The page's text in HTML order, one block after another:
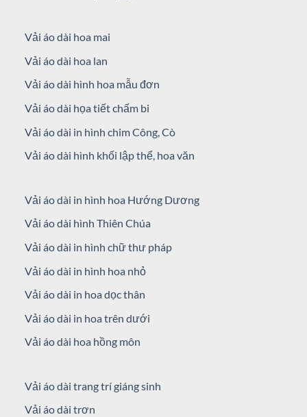
Vải áo dài hoa mai
Vải áo dài hoa lan
Vải áo dài hình hoa mẫu đơn
Vải áo dài họa tiết chấm bi
Vải áo dài in hình chim Công, Cò
Vải áo dài hình khối lập thể, hoa văn
Vải áo dài in hình hoa Hướng Dương
Vải áo dài hình Thiên Chúa
Vải áo dài in hình chữ thư pháp
Vải áo dài in hình hoa nhỏ
Vải áo dài in hoa dọc thân
Vải áo dài in hoa trên dưới
Vải áo dài hoa hồng môn
Vải áo dài trang trí giáng sinh
Vải áo dài trơn